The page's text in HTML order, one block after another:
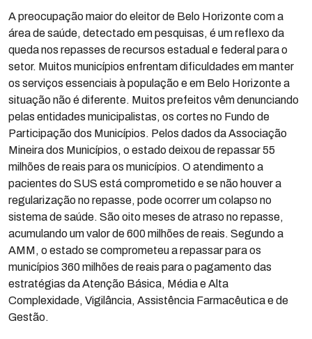
A preocupação maior do eleitor de Belo Horizonte com a
área de saúde, detectado em pesquisas, é um reflexo da
queda nos repasses de recursos estadual e federal para o
setor. Muitos municípios enfrentam dificuldades em manter
os serviços essenciais à população e em Belo Horizonte a
situação não é diferente. Muitos prefeitos vêm denunciando
pelas entidades municipalistas, os cortes no Fundo de
Participação dos Municípios. Pelos dados da Associação
Mineira dos Municípios, o estado deixou de repassar 55
milhões de reais para os municípios. O atendimento a
pacientes do SUS está comprometido e se não houver a
regularização no repasse, pode ocorrer um colapso no
sistema de saúde. São oito meses de atraso no repasse,
acumulando um valor de 600 milhões de reais. Segundo a
AMM, o estado se comprometeu a repassar para os
municípios 360 milhões de reais para o pagamento das
estratégias da Atenção Básica, Média e Alta
Complexidade, Vigilância, Assistência Farmacêutica e de
Gestão.